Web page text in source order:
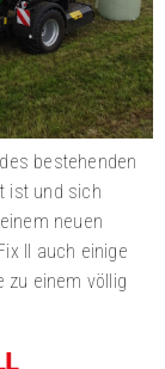
bestehenden
ist und sich
neuen
II auch einige
zu einem völlig